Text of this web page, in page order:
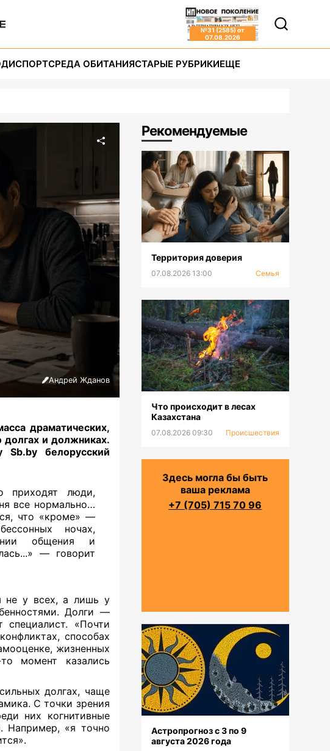
№31 (2585) от
07.08.2026
СПОРТСРЕДА ОБИТАНИЯСТАРЫЕ РУБРИКИЕЩЕ
Андрей Жданов
драматических,
и должниках.
Sb.by белорусский
приходят люди,
все нормально…
что «кроме» —
ночах,
общения и
— говорит
не у всех, а лишь у
Долги —
специалист. «Почти
способах
жизненных
момент казались
долгах, чаще
С точки зрения
них когнитивные
Например, «я точно
Рекомендуемые
Территория доверия
07.08.2026 13:00 Семья
Что происходит в лесах
Казахстана
07.08.2026 09:30 Происшествия
Здесь могла бы быть
ваша реклама
+7 (705) 715 70 96
Астропрогноз с 3 по 9
августа 2026 года